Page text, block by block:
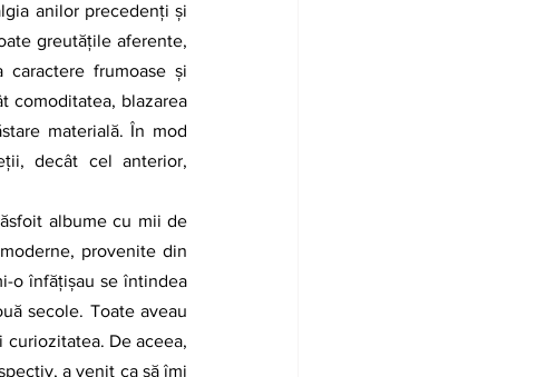
anilor precedenţi și
greutăţile aferente,
frumoase şi
comoditatea, blazarea
materială. În mod
decât cel anterior,
provenite din
o înfăţişau se întindea
secole. Toate aveau
curiozitatea. De aceea,
a venit ca să îmi